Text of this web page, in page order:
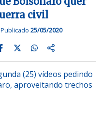
civil
25/05/2020
(25) vídeos pedindo
aproveitando trechos